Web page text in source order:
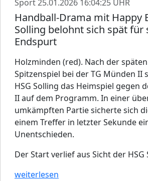
Sport25.01.2026 16:04:25 UHR
Handball-Drama mit Happy
Solling belohnt sich spät für
Endspurt
Holzminden (red). Nach der
Spitzenspiel bei der TG Münden II
HSG Solling das Heimspiel gegen
II auf dem Programm. In einer
umkämpften Partie sicherte sich
einem Treffer in letzter Sekunde
Unentschieden.
Der Start verlief aus Sicht der
weiterlesen